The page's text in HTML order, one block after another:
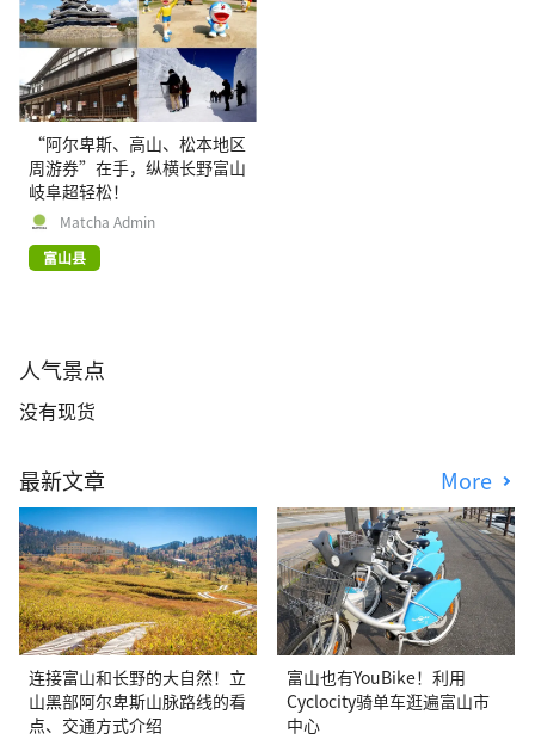
“阿尔卑斯、高山、松本地区
周游券”在手，纵横长野富山
岐阜超轻松！
Matcha Admin
富山县
人气景点
没有现货
最新文章 More
连接富山和长野的大自然！立
山黑部阿尔卑斯山脉路线的看
点、交通方式介绍
富山也有YouBike！利用
Cyclocity骑单车逛遍富山市
中心